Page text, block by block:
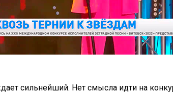
сильнейший. Нет смысла идти на